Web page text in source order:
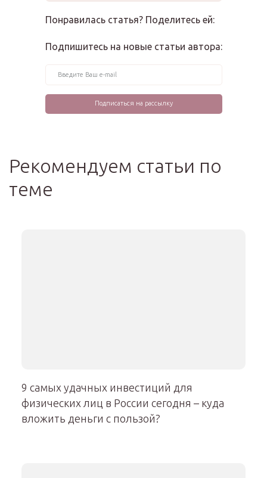
Понравилась статья? Поделитесь ей:
Подпишитесь на новые статьи автора:
Рекомендуем статьи по
теме
9 самых удачных инвестиций для
физических лиц в России сегодня – куда
вложить деньги с пользой?